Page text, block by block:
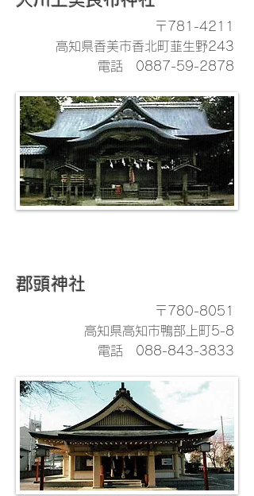
〒781-4211
高知県香美市香北町韮生野243
電話 0887-59-2878
郡頭神社
〒780-8051
高知県高知市鴨部上町5-8
電話 088-843-3833